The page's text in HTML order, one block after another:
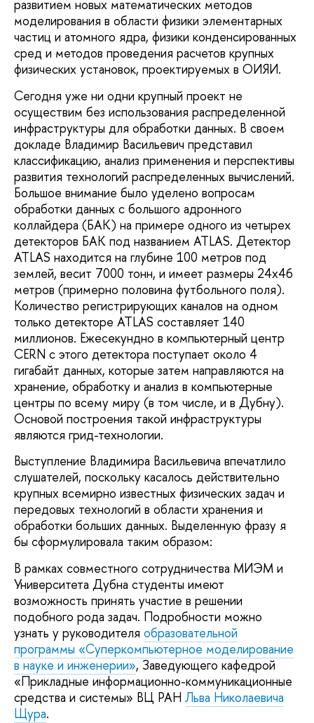
развитием новых математических методов
моделирования в области физики элементарных
частиц и атомного ядра, физики конденсированных
сред и методов проведения расчетов крупных
физических установок, проектируемых в ОИЯИ.
Сегодня уже ни одни крупный проект не
осуществим без использования распределенной
инфраструктуры для обработки данных. В своем
докладе Владимир Васильевич представил
классификацию, анализ применения и перспективы
развития технологий распределенных вычислений.
Большое внимание было уделено вопросам
обработки данных с большого адронного
коллайдера (БАК) на примере одного из четырех
детекторов БАК под названием ATLAS. Детектор
ATLAS находится на глубине 100 метров под
землей, весит 7000 тонн, и имеет размеры 24х46
метров (примерно половина футбольного поля).
Количество регистрирующих каналов на одном
только детекторе ATLAS составляет 140
миллионов. Ежесекундно в компьютерный центр
CERN с этого детектора поступает около 4
гигабайт данных, которые затем направляются на
хранение, обработку и анализ в компьютерные
центры по всему миру (в том числе, и в Дубну).
Основой построения такой инфраструктуры
являются грид-технологии.
Выступление Владимира Васильевича впечатлило
слушателей, поскольку касалось действительно
крупных всемирно известных физических задач и
передовых технологий в области хранения и
обработки больших данных. Выделенную фразу я
бы сформулировала таким образом:
В рамках совместного сотрудничества МИЭМ и
Университета Дубна студенты имеют
возможность принять участие в решении
подобного рода задач. Подробности можно
узнать у руководителя образовательной
программы «Суперкомпьютерное моделирование
в науке и инженерии», Заведующего кафедрой
«Прикладные информационно-коммуникационные
средства и системы» ВЦ РАН Льва Николаевича
Щура.